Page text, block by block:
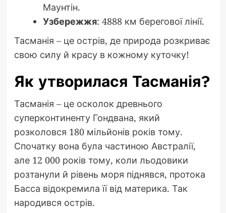
Маунтін.
Узбережжя: 4888 км берегової лінії.
Тасманія – це острів, де природа розкриває
свою силу й красу в кожному куточку!
Як утворилася Тасманія?
Тасманія – це осколок древнього
суперконтиненту Гондвана, який
розколовся 180 мільйонів років тому.
Спочатку вона була частиною Австралії,
але 12 000 років тому, коли льодовики
розтанули й рівень моря піднявся, протока
Басса відокремила її від материка. Так
народився острів.